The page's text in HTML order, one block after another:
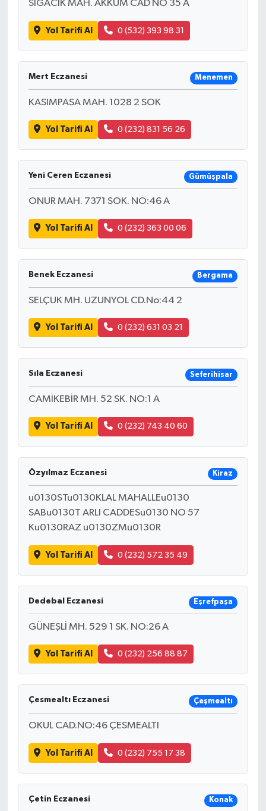
SIGACIK MAH. AKKUM CAD NO 35 A
Yol Tarifi Al 0 (532) 393 98 31
Mert Eczanesi Menemen
KASIMPASA MAH. 1028 2 SOK
Yol Tarifi Al 0 (232) 831 56 26
Yeni Ceren Eczanesi Gümüşpala
ONUR MAH. 7371 SOK. NO:46 A
Yol Tarifi Al 0 (232) 363 00 06
Benek Eczanesi Bergama
SELÇUK MH. UZUNYOL CD.No:44 2
Yol Tarifi Al 0 (232) 631 03 21
Sıla Eczanesi Seferihisar
CAMİKEBİR MH. 52 SK. NO:1 A
Yol Tarifi Al 0 (232) 743 40 60
Özyılmaz Eczanesi Kiraz
u0130STu0130KLAL MAHALLEu0130
SABu0130T ARLI CADDESu0130 NO 57
Ku0130RAZ u0130ZMu0130R
Yol Tarifi Al 0 (232) 572 35 49
Dedebal Eczanesi Eşrefpaşa
GÜNEŞLİ MH. 529 1 SK. NO:26 A
Yol Tarifi Al 0 (232) 256 88 87
Çesmealtı Eczanesi Çeşmealtı
OKUL CAD.NO:46 ÇESMEALTI
Yol Tarifi Al 0 (232) 755 17 38
Çetin Eczanesi Konak